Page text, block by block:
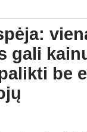
gali
be